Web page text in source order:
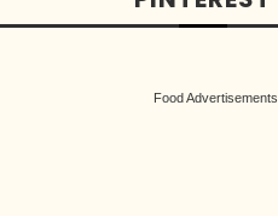
Food Advertisements